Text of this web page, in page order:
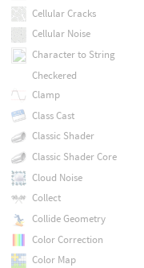
Cellular Cracks
Cellular Noise
Character to String
Checkered
Clamp
Class Cast
Classic Shader
Classic Shader Core
Cloud Noise
Collect
Collide Geometry
Color Correction
Color Map